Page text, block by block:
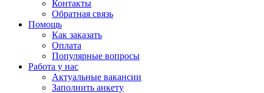
Контакты
Обратная связь
Помощь
Как заказать
Оплата
Популярные вопросы
Работа у нас
Актуальные вакансии
Заполнить анкету